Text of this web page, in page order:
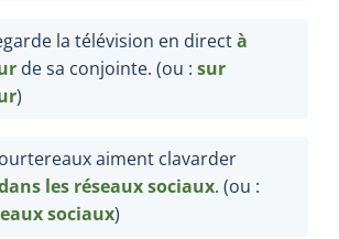
la télévision en directà
de sa conjointe. (ou : sur
)
aiment clavarder
les réseaux sociaux. (ou :
sociaux)